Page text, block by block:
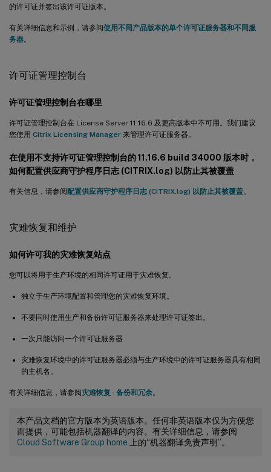
的许可证并签出该许可证版本。
有关详细信息和示例，请参阅使用不同产品版本的单个许可证服务器和不同服
务器。
许可证管理控制台
许可证管理控制台在哪里
许可证管理控制台在 License Server 11.16.6 及更高版本中不可用。我们建议
您使用 Citrix Licensing Manager 来管理许可证服务器。
在使用不支持许可证管理控制台的 11.16.6 build 34000 版本时，
如何配置供应商守护程序日志 (CITRIX.log) 以防止其被覆盖
有关信息，请参阅配置供应商守护程序日志 (CITRIX.log) 以防止其被覆盖。
灾难恢复和维护
如何许可我的灾难恢复站点
您可以将用于生产环境的相同许可证用于灾难恢复。
独立于生产环境配置和管理您的灾难恢复环境。
不要同时使用生产和备份许可证服务器来处理许可证签出。
一次只能访问一个许可证服务器
灾难恢复环境中的许可证服务器必须与生产环境中的许可证服务器具有相同
的主机名。
有关详细信息，请参阅灾难恢复 - 备份和冗余。
本产品文档的官方版本为英语版本。任何非英语版本仅为方便您
而提供，可能包括机器翻译的内容。有关详细信息，请参阅
Cloud Software Group home 上的“机器翻译免责声明”。